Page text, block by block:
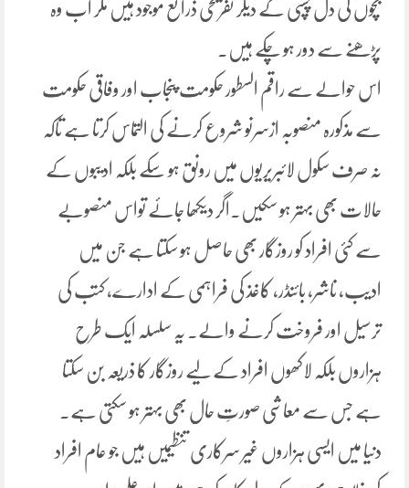
بچوں کی دل چسپی کے دیگر تفریحی ذرائع موجود ہیں مگر اب وہ
پڑھنے سے دور ہو چکے ہیں۔
اس حوالے سے راقم السطور حکومت پنجاب اور وفاقی حکومت
سے مذکورہ منصوبہ ازسرنو شروع کرنے کی التماس کرتا ہے تاکہ
نہ صرف سکول لائبریریوں میں رونق ہو سکے بلکہ ادیبوں کے
حالات بھی بہتر ہو سکیں۔اگر دیکھا جائے تواس منصوبے
سے کئی افراد کو روزگار بھی حاصل ہو سکتا ہے جن میں
ادیب، ناشر، بائنڈر، کاغذ کی فراہمی کے ادارے، کتب کی
ترسیل اور فروخت کرنے والے. یہ سلسلہ ایک طرح
ہزاروں بلکہ لاکھوں افراد کے لیے روزگار کا ذریعہ بن سکتا
ہے جس سے معاشی صورتِ حال بھی بہتر ہو سکتی ہے۔
دنیا میں ایسی ہزاروں غیر سرکاری تنظیمیں ہیں جو عام افراد